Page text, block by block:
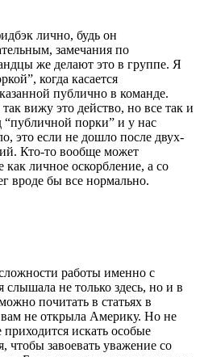
лично, будь он
замечания по
же делают это в группе. Я
когда касается
публично в команде.
вижу это действо, но все так и
“публичной порки” и у нас
это если не дошло после двух-
Кто-то вообще может
личное оскорбление, а со
вроде бы все нормально.
работы именно с
не только здесь, но и в
почитать в статьях в
не открыла Америку. Но не
искать особые
чтобы завоевать уважение со